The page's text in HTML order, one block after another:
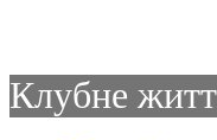
Клубне